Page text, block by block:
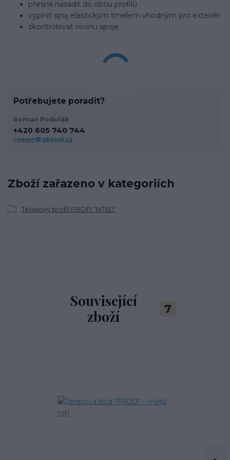
přesně nasadit do obou profilů
vyplnit spoj elastickým tmelem vhodným pro exteriér
zkontrolovat rovinu spoje
Zboží zařazeno v kategoriích
Terasový profil PROFI "NT60"
Potřebujete poradit?
Roman Podolák
+420 605 740 744
roman@gbspol.cz
Související
zboží
7